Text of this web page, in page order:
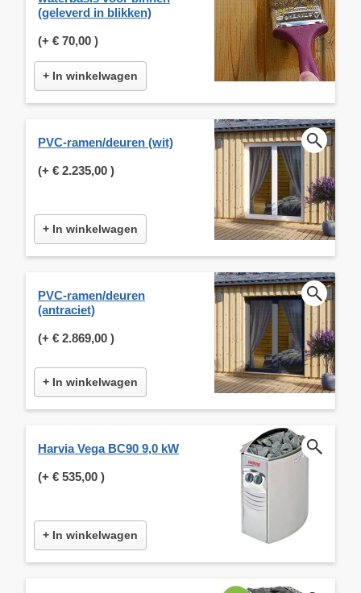
(geleverd in blikken)
(+ € 70,00 )
+ In winkelwagen
PVC-ramen/deuren (wit)
(+ € 2.235,00 )
+ In winkelwagen
PVC-ramen/deuren
(antraciet)
(+ € 2.869,00 )
+ In winkelwagen
Harvia Vega BC90 9,0 kW
(+ € 535,00 )
+ In winkelwagen